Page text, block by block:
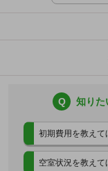
Q 知りた
初期費用を教えて
空室状況を教えて